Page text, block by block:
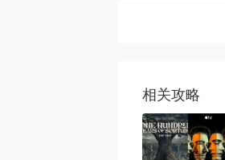
相关攻略